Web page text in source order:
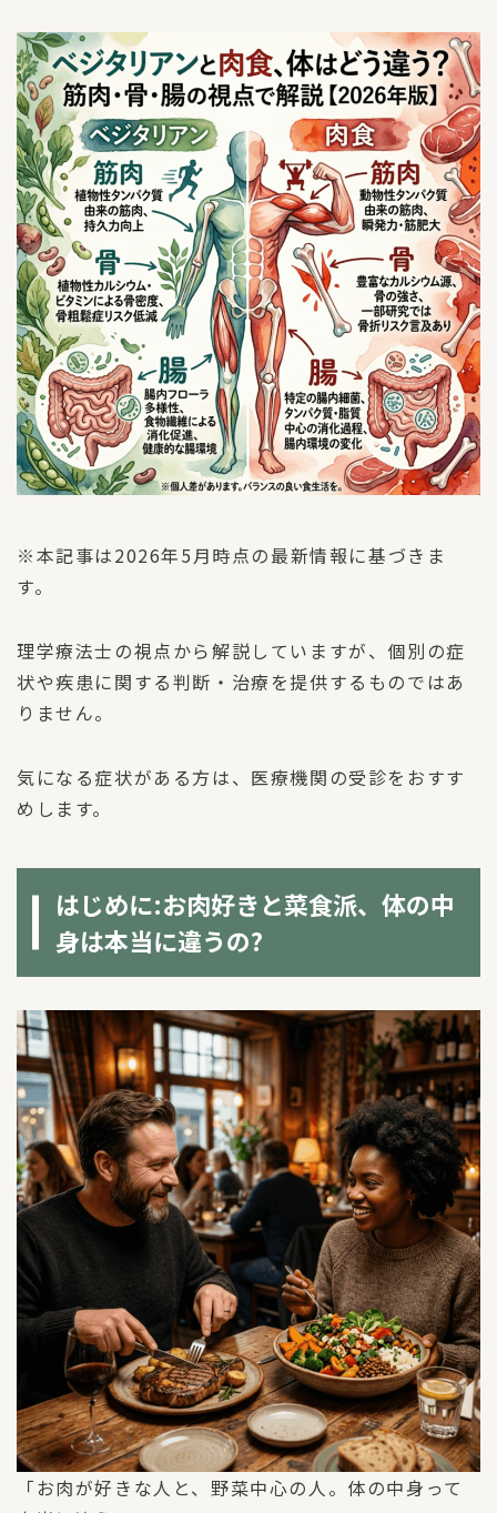
※本記事は2026年5月時点の最新情報に基づきま
す。
理学療法士の視点から解説していますが、個別の症
状や疾患に関する判断・治療を提供するものではあ
りません。
気になる症状がある方は、医療機関の受診をおすす
めします。
はじめに:お肉好きと菜食派、体の中
身は本当に違うの?
「お肉が好きな人と、野菜中心の人。体の中身って